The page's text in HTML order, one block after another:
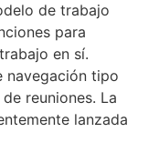
de trabajo
para
en sí.
navegación tipo
reuniones. La
lanzada